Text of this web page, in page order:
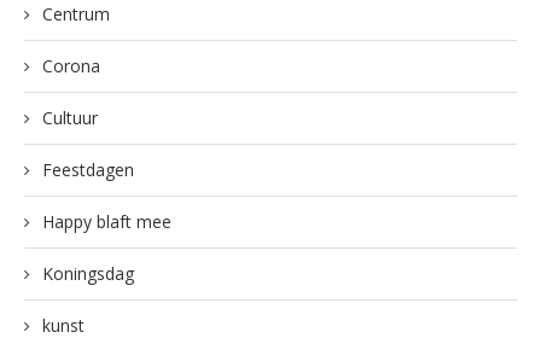
Centrum
Corona
Cultuur
Feestdagen
Happy blaft mee
Koningsdag
kunst